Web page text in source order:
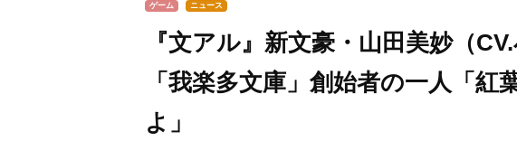
ゲーム ニュース
『文アル』新文豪・山田美妙（
「我楽多文庫」創始者の一人「
よ」